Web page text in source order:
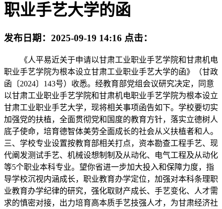
职业手艺大学的函
发布日期： 2025-09-19 14:16 点击：
《人平易近关于申请以甘肃工业职业手艺学院和甘肃机电
职业手艺学院为根本设立甘肃工业职业手艺大学的函》（甘政
函〔2024〕143号）收悉。经教育部党组会议研究决定，同意
以甘肃工业职业手艺学院和甘肃机电职业手艺学院为根本设立
甘肃工业职业手艺大学，现将相关事项函告如下。学校要切实
加强党的扶植，全面贯彻党和国度的教育方针，落实立德树人
底子使命，培育德智体美劳全面成长的社会从义扶植者和人。
三、学校专业设置按教育部相关打点，资本勘查工程手艺、现
代阐发测试手艺、机械设想制制及从动化、电气工程及从动化
等5个职业本科专业。望你省进一步加大投入和保障力度，指
导学校沉视内涵成长，职业教育办学定位，加强对本科条理职
业教育办学纪律的研究，强化取财产成长、手艺变化、人才需
求的慎密对接，出力培育高本质手艺技强人才，为甘肃经济社